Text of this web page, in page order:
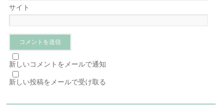
サイト
新しいコメントをメールで通知
新しい投稿をメールで受け取る